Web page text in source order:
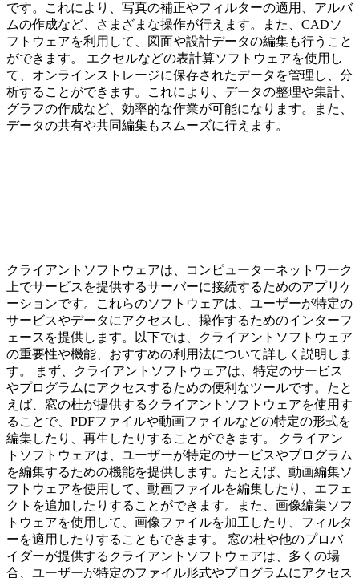
です。これにより、写真の補正やフィルターの適用、アルバ
ムの作成など、さまざまな操作が行えます。また、CADソ
フトウェアを利用して、図面や設計データの編集も行うこと
ができます。 エクセルなどの表計算ソフトウェアを使用し
て、オンラインストレージに保存されたデータを管理し、分
析することができます。これにより、データの整理や集計、
グラフの作成など、効率的な作業が可能になります。また、
データの共有や共同編集もスムーズに行えます。
クライアントソフトウェアは、コンピューターネットワーク
上でサービスを提供するサーバーに接続するためのアプリケ
ーションです。これらのソフトウェアは、ユーザーが特定の
サービスやデータにアクセスし、操作するためのインターフ
ェースを提供します。以下では、クライアントソフトウェア
の重要性や機能、おすすめの利用法について詳しく説明しま
す。 まず、クライアントソフトウェアは、特定のサービス
やプログラムにアクセスするための便利なツールです。たと
えば、窓の杜が提供するクライアントソフトウェアを使用す
ることで、PDFファイルや動画ファイルなどの特定の形式を
編集したり、再生したりすることができます。 クライアン
トソフトウェアは、ユーザーが特定のサービスやプログラム
を編集するための機能を提供します。たとえば、動画編集ソ
フトウェアを使用して、動画ファイルを編集したり、エフェ
クトを追加したりすることができます。また、画像編集ソフ
トウェアを使用して、画像ファイルを加工したり、フィルタ
ーを適用したりすることもできます。 窓の杜や他のプロバ
イダーが提供するクライアントソフトウェアは、多くの場
合、ユーザーが特定のファイル形式やプログラムにアクセス